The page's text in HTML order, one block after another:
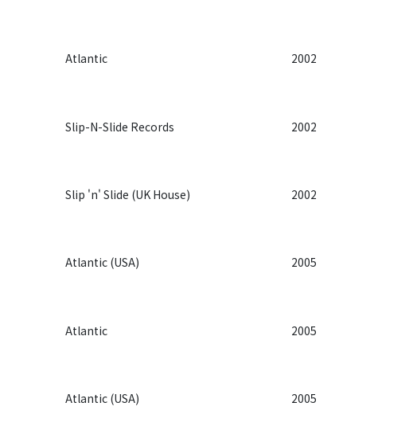
Atlantic 2002
Slip-N-Slide Records 2002
Slip 'n' Slide (UK House) 2002
Atlantic (USA) 2005
Atlantic 2005
Atlantic (USA) 2005